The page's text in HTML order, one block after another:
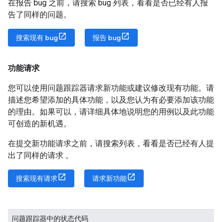
在报告 bug 之前，请搜索 bug 列表，看看是否已经有人报
告了同样的问题。
搜索现有 bug 报告 bug
功能请求
您可以使用问题跟踪器请求新功能或建议修改现有功能。请
描述您希望添加的具体功能，以及您认为有必要添加该功能
的理由。如果可以，请详细具体地说明您的用例以及此功能
可创造的新机遇。
在提交新功能请求之前，请搜索列表，看看是否已经有人提
出了同样的请求 。
搜索现有请求 请求新功能
问题跟踪器中的状态代码